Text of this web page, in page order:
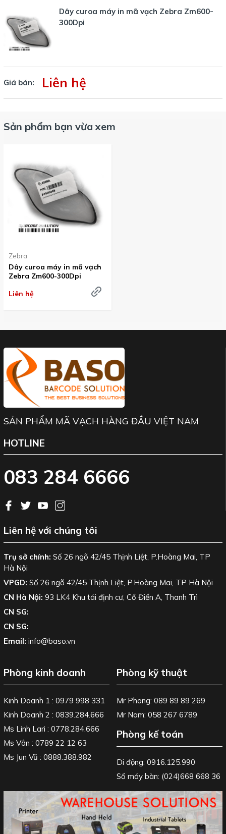
Dây curoa máy in mã vạch Zebra Zm600-
300Dpi
Giá bán: Liên hệ
Sản phẩm bạn vừa xem
Zebra
Dây curoa máy in mã vạch
Zebra Zm600-300Dpi
Liên hệ
SẢN PHẨM MÃ VẠCH HÀNG ĐẦU VIỆT NAM
HOTLINE
083 284 6666
Liên hệ với chúng tôi
Trụ sở chính: Số 26 ngõ 42/45 Thịnh Liệt, P.Hoàng Mai, TP
Hà Nội
VPGD: Số 26 ngõ 42/45 Thịnh Liệt, P.Hoàng Mai, TP Hà Nội
CN Hà Nội: 93 LK4 Khu tái định cư, Cổ Điển A, Thanh Trì
CN SG:
CN SG:
Email: info@baso.vn
Phòng kinh doanh
Kinh Doanh 1 : 0979 998 331
Kinh Doanh 2 : 0839.284.666
Ms Linh Lari : 0778.284.666
Ms Vân : 0789 22 12 63
Ms Jun Vũ : 0888.388.982
Phòng kỹ thuật
Mr Phong: 089 89 89 269
Mr Nam: 058 267 6789
Phòng kế toán
Di động: 0916.125.990
Số máy bàn: (024)668 668 36